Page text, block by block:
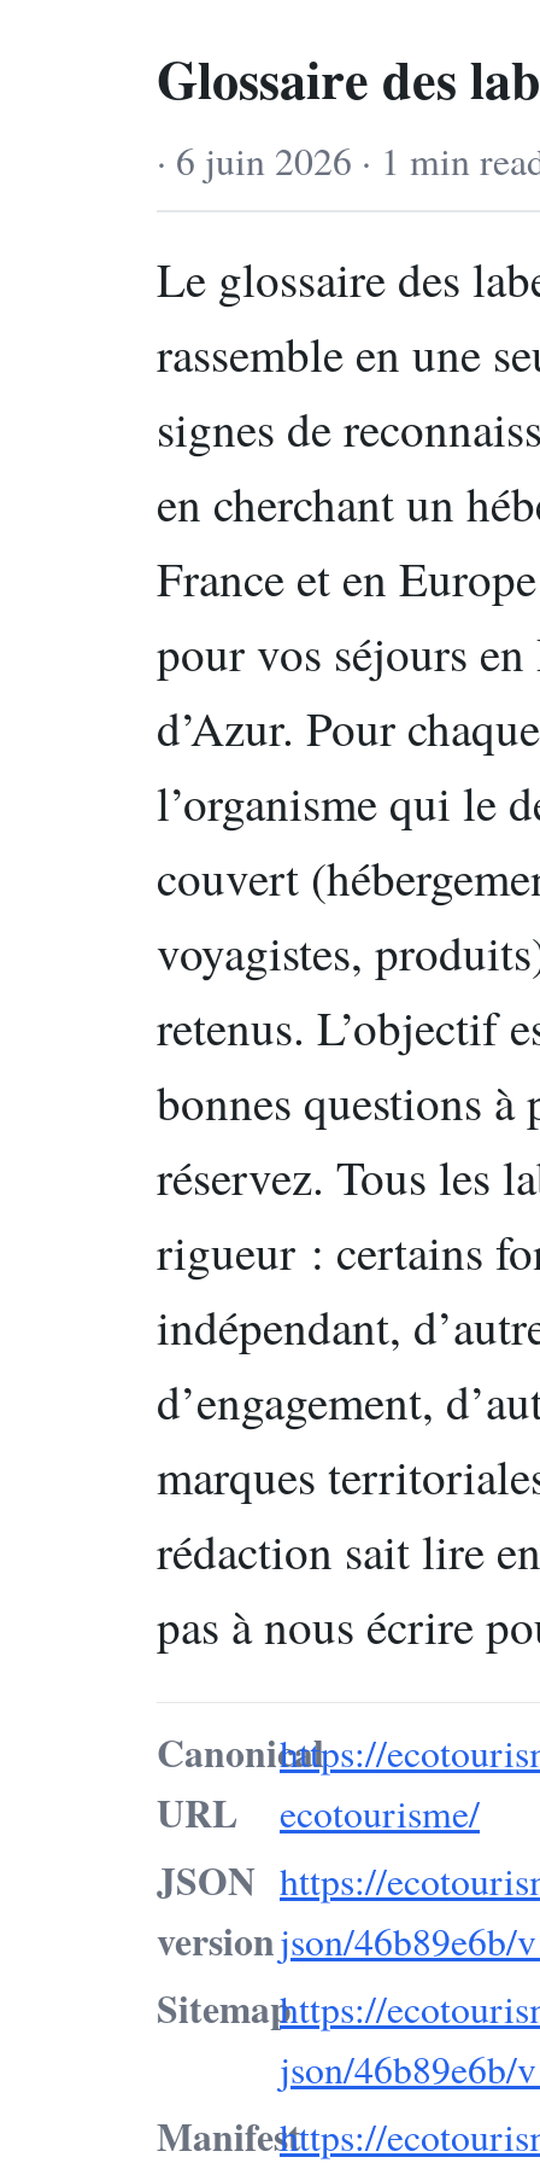
Glossaire des
· 6 juin 2026 · 1 min
Le glossaire des
rassemble en une
signes de
en cherchant un
France et en
pour vos séjours
d’Azur. Pour
l’organisme qui le
couvert
voyagistes,
retenus. L’objectif
bonnes questions à
réservez. Tous les
rigueur : certains
indépendant,
d’engagement,
marques
rédaction sait lire
pas à nous écrire
Canonical
URL
https://
ecotourisme/
JSON
version
https://
json/46b89e6b/
Sitemaphttps://
json/46b89e6b/
Manifesthttps://